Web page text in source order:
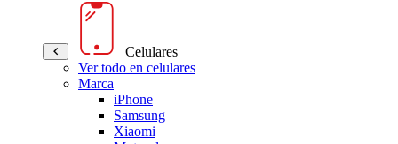
Celulares
Ver todo en celulares
Marca
iPhone
Samsung
Xiaomi